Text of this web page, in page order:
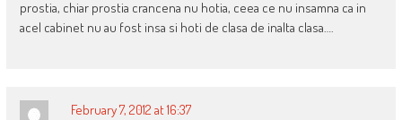
prostia, chiar prostia crancena nu hotia, ceea ce nu insamna ca in
acel cabinet nu au fost insa si hoti de clasa de inalta clasa….
February 7, 2012 at 16:37